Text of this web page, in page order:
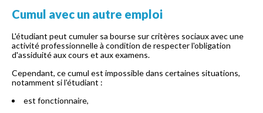
Cumul avec un autre emploi
L'étudiant peut cumuler sa bourse sur critères sociaux avec une
activité professionnelle à condition de respecter l'obligation
d'assiduité aux cours et aux examens.
Cependant, ce cumul est impossible dans certaines situations,
notamment si l'étudiant :
est fonctionnaire,